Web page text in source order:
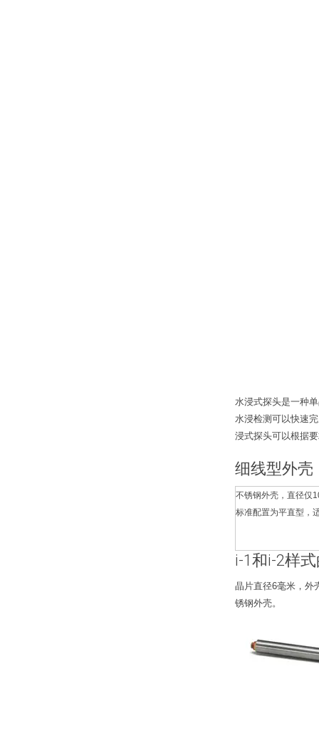
水浸式探头是一种
水浸检测可以快速
浸式探头可以根据
细线型外壳
不锈钢外壳，直径仅
标准配置为平直型，
i-1和i-2样
晶片直径6毫米，外
锈钢外壳。